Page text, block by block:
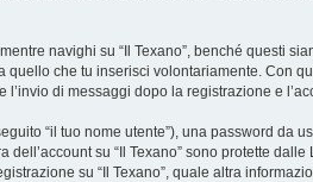
navighi su “Il Texano”, benché questi
che tu inserisci volontariamente. Con
l’invio di messaggi dopo la registrazione e
“il tuo nome utente”), una password da
dell’account su “Il Texano” sono protette
su “Il Texano”, quale altra